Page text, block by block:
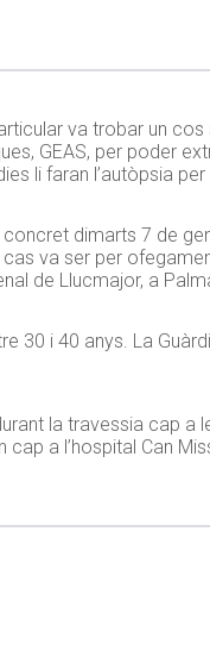
va trobar un
GEAS, per poder
li faran l’autòpsia
dimarts 7 de
va ser per
de Llucmajor, a
30 i 40 anys. La
la travessia cap
a l’hospital Can